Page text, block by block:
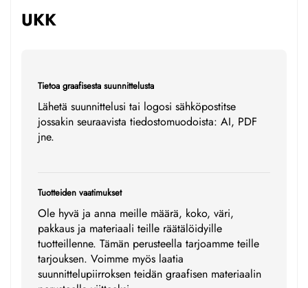
UKK
Tietoa graafisesta suunnittelusta
Lähetä suunnittelusi tai logosi sähköpostitse
jossakin seuraavista tiedostomuodoista: AI, PDF
jne.
Tuotteiden vaatimukset
Ole hyvä ja anna meille määrä, koko, väri,
pakkaus ja materiaali teille räätälöidyille
tuotteillenne. Tämän perusteella tarjoamme teille
tarjouksen. Voimme myös laatia
suunnittelupiirroksen teidän graafisen materiaalin